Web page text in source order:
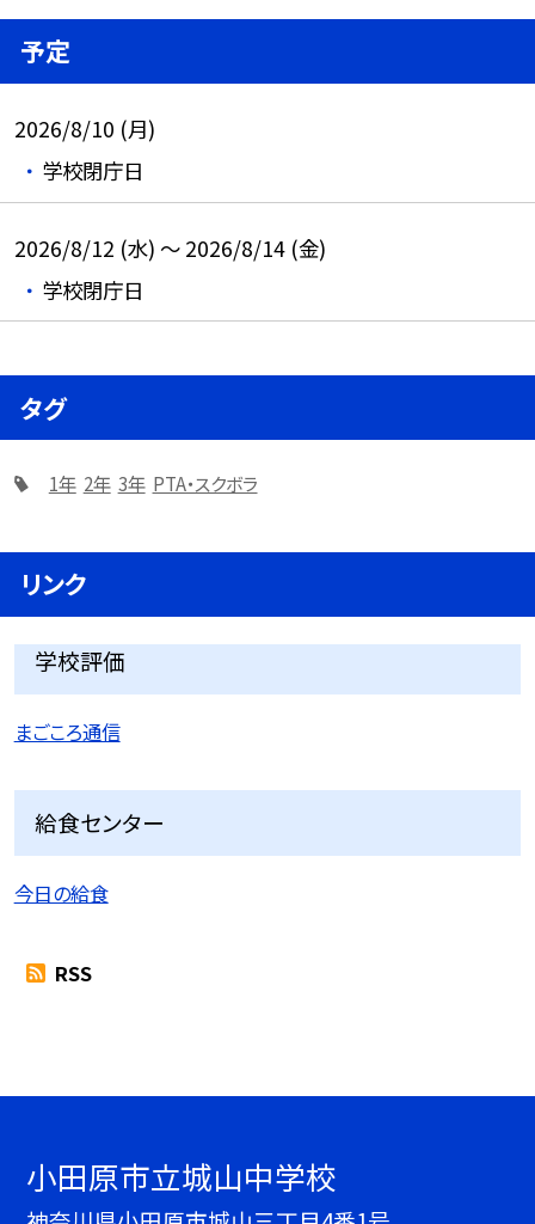
予定
2026/8/10 (月)
学校閉庁日
2026/8/12 (水) ～ 2026/8/14 (金)
学校閉庁日
タグ
1年 2年 3年 PTA・スクボラ
リンク
学校評価
まごころ通信
給食センター
今日の給食
RSS
小田原市立城山中学校